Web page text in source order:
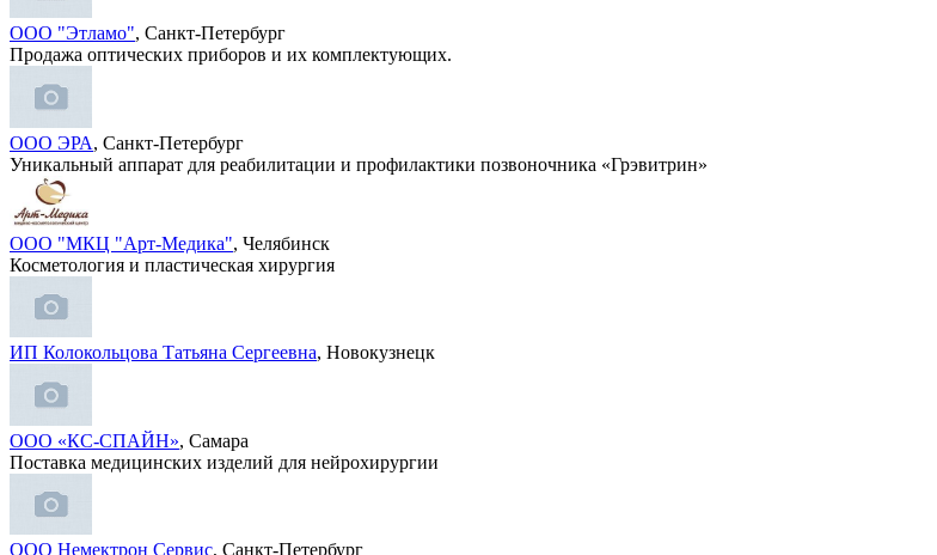
ООО "Этламо", Санкт-Петербург
Продажа оптических приборов и их комплектующих.
ООО ЭРА, Санкт-Петербург
Уникальный аппарат для реабилитации и профилактики позвоночника «Грэвитрин»
ООО "МКЦ "Арт-Медика", Челябинск
Косметология и пластическая хирургия
ИП Колокольцова Татьяна Сергеевна, Новокузнецк
ООО «КС-СПАЙН», Самара
Поставка медицинских изделий для нейрохирургии
ООО Немектрон Сервис, Санкт-Петербург